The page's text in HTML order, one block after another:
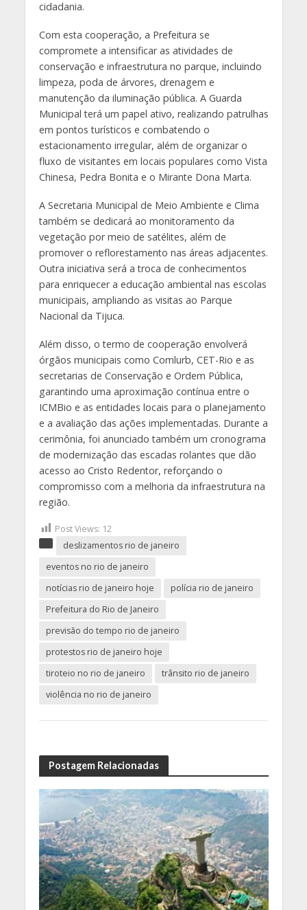
cidadania.
Com esta cooperação, a Prefeitura se
compromete a intensificar as atividades de
conservação e infraestrutura no parque, incluindo
limpeza, poda de árvores, drenagem e
manutenção da iluminação pública. A Guarda
Municipal terá um papel ativo, realizando patrulhas
em pontos turísticos e combatendo o
estacionamento irregular, além de organizar o
fluxo de visitantes em locais populares como Vista
Chinesa, Pedra Bonita e o Mirante Dona Marta.
A Secretaria Municipal de Meio Ambiente e Clima
também se dedicará ao monitoramento da
vegetação por meio de satélites, além de
promover o reflorestamento nas áreas adjacentes.
Outra iniciativa será a troca de conhecimentos
para enriquecer a educação ambiental nas escolas
municipais, ampliando as visitas ao Parque
Nacional da Tijuca.
Além disso, o termo de cooperação envolverá
órgãos municipais como Comlurb, CET-Rio e as
secretarias de Conservação e Ordem Pública,
garantindo uma aproximação contínua entre o
ICMBio e as entidades locais para o planejamento
e a avaliação das ações implementadas. Durante a
cerimônia, foi anunciado também um cronograma
de modernização das escadas rolantes que dão
acesso ao Cristo Redentor, reforçando o
compromisso com a melhoria da infraestrutura na
região.
Post Views: 12
deslizamentos rio de janeiro
eventos no rio de janeiro
notícias rio de janeiro hoje
polícia rio de janeiro
Prefeitura do Rio de Janeiro
previsão do tempo rio de janeiro
protestos rio de janeiro hoje
tiroteio no rio de janeiro
trânsito rio de janeiro
violência no rio de janeiro
Postagem Relacionadas